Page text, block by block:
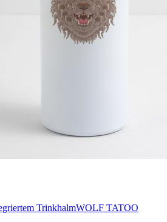
TrinkhalmWOLF TATOO